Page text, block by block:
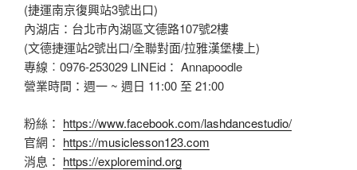
(捷運南京復興站3號出口)
內湖店：台北市內湖區文德路107號2樓
(文德捷運站2號出口/全聯對面/拉雅漢堡樓上)
專線︰0976-253029 LINEid： Annapoodle
營業時間：週一 ~ 週日 11:00 至 21:00
粉絲： https://www.facebook.com/lashdancestudio/
官網： https://musiclesson123.com
消息： https://exploremind.org